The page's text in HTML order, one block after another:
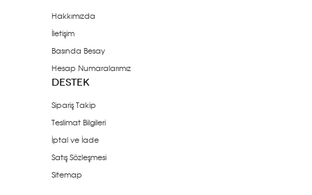
Hakkımızda
İletişim
Basında Besay
Hesap Numaralarımız
DESTEK
Sipariş Takip
Teslimat Bilgileri
İptal ve İade
Satış Sözleşmesi
Sitemap